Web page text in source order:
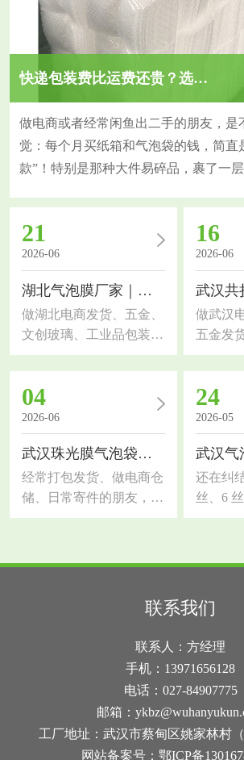
快递包装费比运费还贵？选对气泡袋一年省下大几千！
做电商或者经常闲鱼出二手的朋友，是
觉：每个月买纸箱和气泡袋的钱，简直
款”！特别是那种大件易碎品，裹了一
一，价格跟“克重”直接挂钩。别只看多
平方米的克重。常规气泡袋有小泡（直
（直径25mm）之分。大泡缓冲性能好
21
2026-06
湖北气泡膜厂家｜包装选材干货，电商工厂通用指南
做湖北电商发货、五金、
文创玻璃、工业品包装的
朋友，对缓冲气泡膜的需
求一定很大。市面上气泡
膜质量参差不齐，选错容
易出现货品破损、受潮、
抗压性差等问题。今天结
合本地行业需求，科普湖
北气泡膜厂家选材知识，
帮大家分清优劣、选对适
配品类，降低包装损耗和
防震、缓冲效果，同时具
备防水、防潮、防刮花的
碎、易损、货品的运输包
16
2026-06
做武汉
五金发
要了解
袋，作
对比普
能力提
解材质
选材技
袋韧性
璃制品
采用多
密闭遮
潮、防
输易淋
不透，能
04
2026-06
武汉珠光膜气泡袋｜和普通气泡袋、快递袋的区别
经常打包发货、做电商仓
储、日常寄件的朋友，大
概率都纠结过包装选材！
得相似，实际材质、防护
效果、颜值和适用场景差
距超大。选错包装要么货
品磕碰破损，要么过度包
装浪费成本，今天一次性
讲透三者核心区别，新手
也能一秒选对首先先帮大
家理清基础定位：武汉珠
24
2026-05
还在纠
丝、6
厚度防
操经验
用厚度
也能快
韧性越
格也略
商、个
联系我们
联系人：方经理
手机：13971656128
电话：027-84907775
邮箱：
工厂地址：武汉市蔡甸区姚家林村（
网站备案号： 鄂ICP备